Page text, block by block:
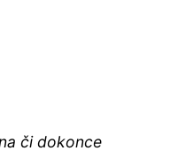
či dokonce